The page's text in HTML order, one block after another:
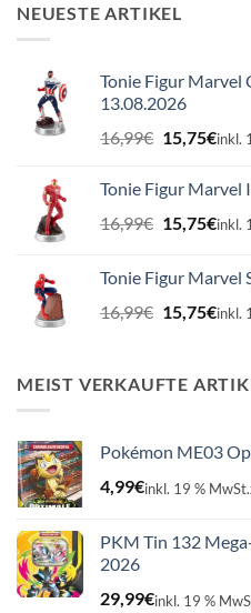
NEUESTE ARTIKEL
Tonie Figur Marvel
13.08.2026
16,99€
Preis
16,99€
15,75€inkl.
Tonie Figur Marvel
16,99€
Preis
16,99€
15,75€inkl.
Tonie Figur Marvel
16,99€
Preis
16,99€
15,75€inkl.
MEIST VERKAUFTE
Pokémon ME03
4,99€inkl. 19 % MwSt.
PKM Tin 132
2026
29,99€inkl. 19 %